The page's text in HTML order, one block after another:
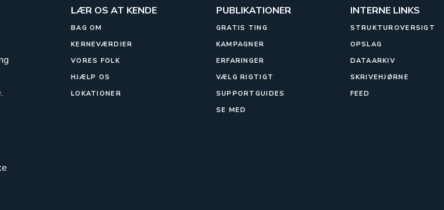
LÆR OS AT KENDE
BAG OM
KERNEVÆRDIER
VORES FOLK
HJÆLP OS
LOKATIONER
PUBLIKATIONER
GRATIS TING
KAMPAGNER
ERFARINGER
VÆLG RIGTIGT
SUPPORTGUIDES
SE MED
INTERNE LINKS
STRUKTUROVERSIGT
OPSLAG
DATAARKIV
SKRIVEHJØRNE
FEED